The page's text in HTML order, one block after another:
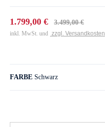
1.799,00 € 3.499,00 €
inkl. MwSt. und zzgl. Versandkosten
FARBE Schwarz